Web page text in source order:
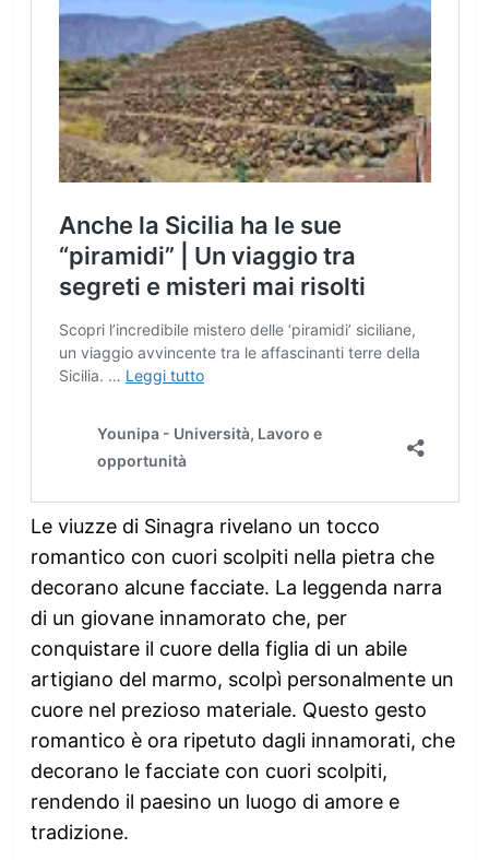
Le viuzze di Sinagra rivelano un tocco
romantico con cuori scolpiti nella pietra che
decorano alcune facciate. La leggenda narra
di un giovane innamorato che, per
conquistare il cuore della figlia di un abile
artigiano del marmo, scolpì personalmente un
cuore nel prezioso materiale. Questo gesto
romantico è ora ripetuto dagli innamorati, che
decorano le facciate con cuori scolpiti,
rendendo il paesino un luogo di amore e
tradizione.